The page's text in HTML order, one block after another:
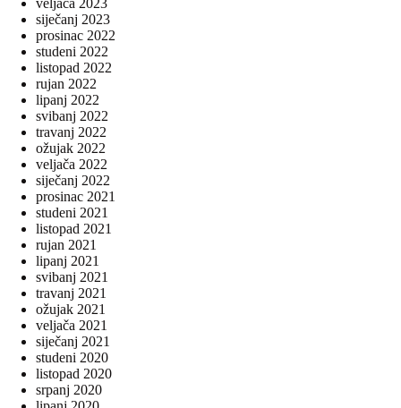
siječanj 2023
prosinac 2022
studeni 2022
listopad 2022
rujan 2022
lipanj 2022
svibanj 2022
travanj 2022
ožujak 2022
veljača 2022
siječanj 2022
prosinac 2021
studeni 2021
listopad 2021
rujan 2021
lipanj 2021
svibanj 2021
travanj 2021
ožujak 2021
veljača 2021
siječanj 2021
studeni 2020
listopad 2020
srpanj 2020